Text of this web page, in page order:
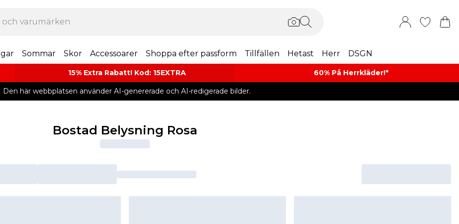
Sommar Skor Accessoarer Shoppa efter passform Tillfällen Hetast Herr DSGN
15% Extra Rabatt! Kod: 15EXTRA 60% På Herrkläder!*​
Den här webbplatsen använder AI-genererade och AI-redigerade bilder.
Bostad Belysning Rosa